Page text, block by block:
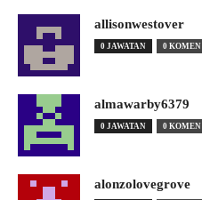
allisonwestover
0 JAWATAN 0 KOMEN
almawarby6379
0 JAWATAN 0 KOMEN
alonzolovegrove